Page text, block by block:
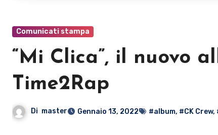
Comunicati stampa
“Mi Clica”, il nuovo
Time2Rap
Di master Gennaio 13, 2022 #album, #CK Crew,